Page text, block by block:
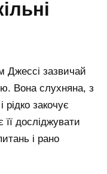
Джессі зазвичай
Вона слухняна, з
закочує
її досліджувати
і рано